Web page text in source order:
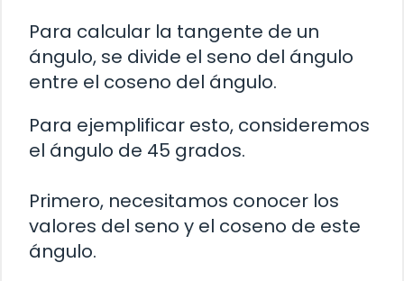
Para calcular la tangente de un
ángulo, se divide el seno del ángulo
entre el coseno del ángulo.
Para ejemplificar esto, consideremos
el ángulo de 45 grados.
Primero, necesitamos conocer los
valores del seno y el coseno de este
ángulo.